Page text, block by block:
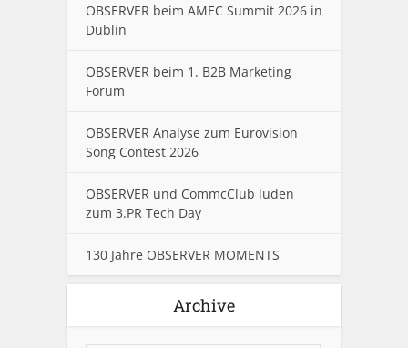
OBSERVER beim AMEC Summit 2026 in
Dublin
OBSERVER beim 1. B2B Marketing
Forum
OBSERVER Analyse zum Eurovision
Song Contest 2026
OBSERVER und CommcClub luden
zum 3.PR Tech Day
130 Jahre OBSERVER MOMENTS
Archive